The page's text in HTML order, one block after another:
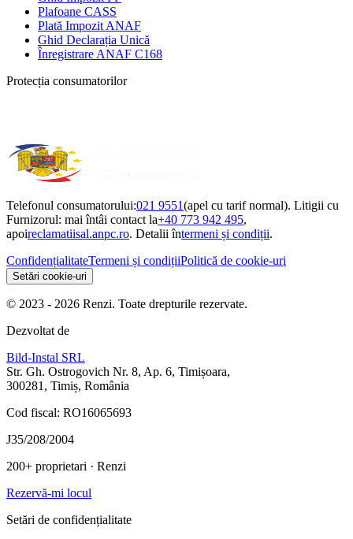
Plafoane CASS
Plată Impozit ANAF
Ghid Declarația Unică
Înregistrare ANAF C168
Protecția consumatorilor
Telefonul consumatorului:021 9551(apel cu tarif normal). Litigii cu
Furnizorul: mai întâi contact la+40 773 942 495,
apoireclamatiisal.anpc.ro. Detalii întermeni și condiții.
ConfidențialitateTermeni și condițiiPolitică de cookie-uri
Setări cookie-uri
© 2023 - 2026 Renzi. Toate drepturile rezervate.
Dezvoltat de
Bild-Instal SRL
Str. Gh. Ostrogovich Nr. 8, Ap. 6, Timișoara,
300281, Timiș, România
Cod fiscal: RO16065693
J35/208/2004
200+ proprietari · Renzi
Rezervă-mi locul
Setări de confidențialitate